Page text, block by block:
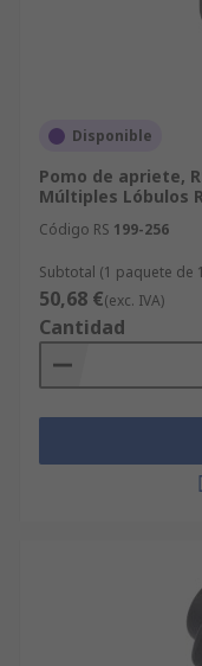
Disponible
Pomo de apriete,
Múltiples Lóbulos
Código RS 199-256
Subtotal (1 paquete de
50,68 €(exc. IVA)
Cantidad